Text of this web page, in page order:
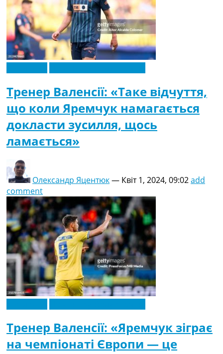
Тренер Валенсії: «Таке відчуття,
що коли Яремчук намагається
докласти зусилля, щось
ламається»
Олександр Яцентюк— Квіт 1, 2024, 09:02add
comment
Тренер Валенсії: «Яремчук зіграє
на чемпіонаті Європи — це